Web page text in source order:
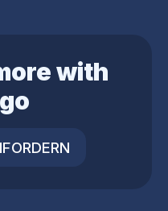
with